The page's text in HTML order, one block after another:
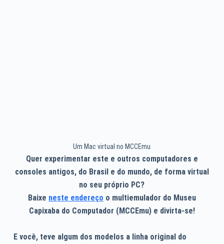
Um Mac virtual no MCCEmu
Quer experimentar este e outros computadores e
consoles antigos, do Brasil e do mundo, de forma virtual
no seu próprio PC?
Baixe neste endereço o multiemulador do Museu
Capixaba do Computador (MCCEmu) e divirta-se!
E você, teve algum dos modelos a linha original do